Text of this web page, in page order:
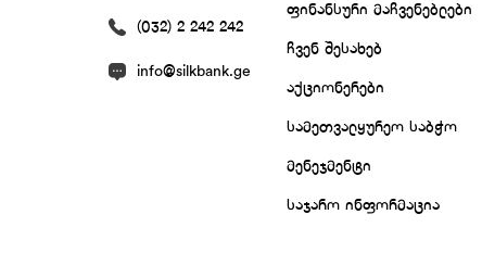
(032) 2 242 242
info@silkbank.ge
ფინანსური მაჩვენებლები
ჩვენ შესახებ
აქციონერები
სამეთვალყურეო საბჭო
მენეჯმენტი
საჯარო ინფორმაცია